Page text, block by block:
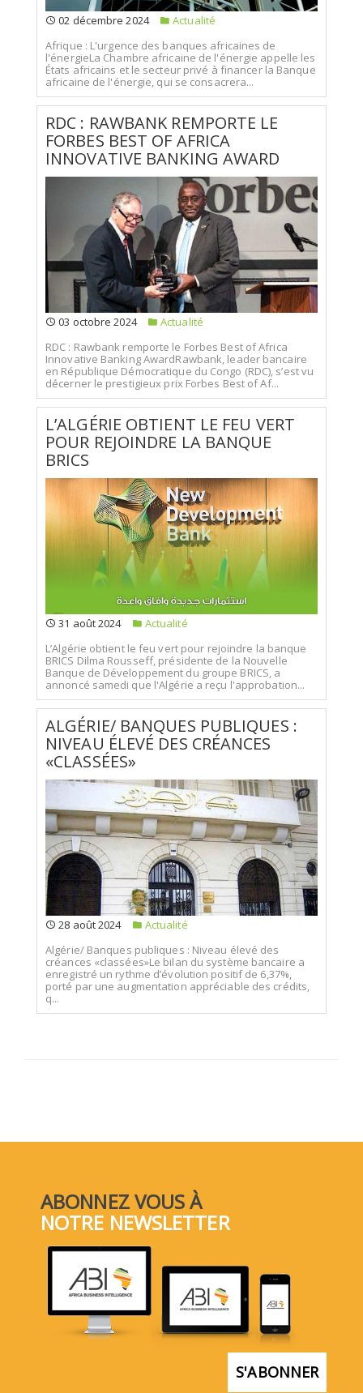
02 décembre 2024
Actualité
Afrique : L'urgence des banques africaines de
l'énergieLa Chambre africaine de l'énergie appelle les
États africains et le secteur privé à financer la Banque
africaine de l'énergie, qui se consacrera...
RDC : RAWBANK REMPORTE LE
FORBES BEST OF AFRICA
INNOVATIVE BANKING AWARD
03 octobre 2024
Actualité
RDC : Rawbank remporte le Forbes Best of Africa
Innovative Banking AwardRawbank, leader bancaire
en République Démocratique du Congo (RDC), s’est vu
décerner le prestigieux prix Forbes Best of Af...
L’ALGÉRIE OBTIENT LE FEU VERT
POUR REJOINDRE LA BANQUE
BRICS
31 août 2024
Actualité
L’Algérie obtient le feu vert pour rejoindre la banque
BRICS Dilma Rousseff, présidente de la Nouvelle
Banque de Développement du groupe BRICS, a
annoncé samedi que l'Algérie a reçu l'approbation...
ALGÉRIE/ BANQUES PUBLIQUES :
NIVEAU ÉLEVÉ DES CRÉANCES
«CLASSÉES»
28 août 2024
Actualité
Algérie/ Banques publiques : Niveau élevé des
créances «classées»Le bilan du système bancaire a
enregistré un rythme d’évolution positif de 6,37%,
porté par une augmentation appréciable des crédits,
q...
ABONNEZ VOUS À
NOTRE NEWSLETTER
S'ABONNER